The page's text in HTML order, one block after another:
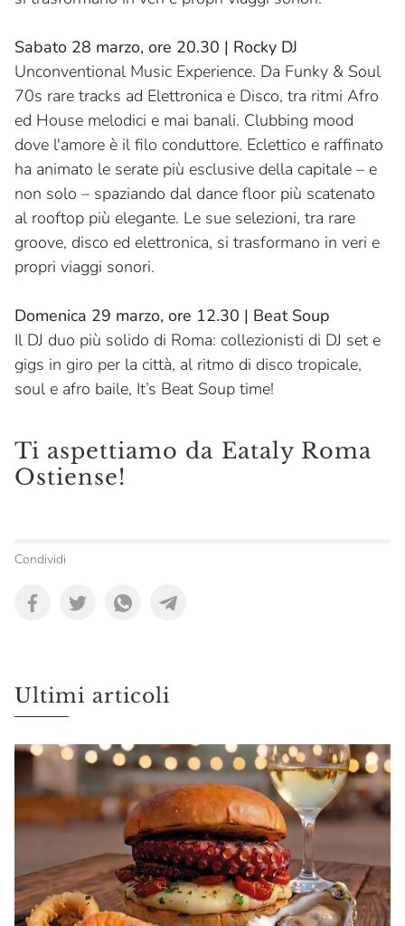
Sabato 28 marzo, ore 20.30 | Rocky DJ
Unconventional Music Experience. Da Funky & Soul
70s rare tracks ad Elettronica e Disco, tra ritmi Afro
ed House melodici e mai banali. Clubbing mood
dove l'amore è il filo conduttore. Eclettico e raffinato
ha animato le serate più esclusive della capitale – e
non solo – spaziando dal dance floor più scatenato
al rooftop più elegante. Le sue selezioni, tra rare
groove, disco ed elettronica, si trasformano in veri e
propri viaggi sonori.
Domenica 29 marzo, ore 12.30 | Beat Soup
Il DJ duo più solido di Roma: collezionisti di DJ set e
gigs in giro per la città, al ritmo di disco tropicale,
soul e afro baile, It’s Beat Soup time!
Ti aspettiamo da Eataly Roma
Ostiense!
Condividi
Ultimi articoli